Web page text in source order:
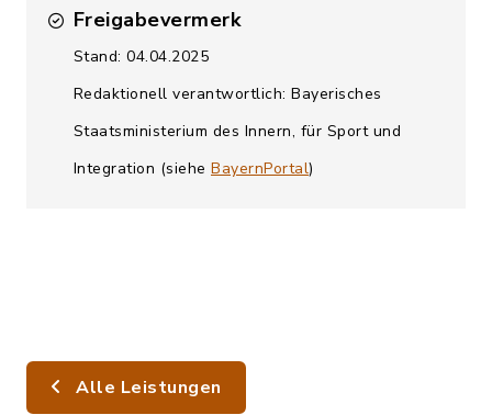
Freigabevermerk
Stand: 04.04.2025
Redaktionell verantwortlich: Bayerisches
Staatsministerium des Innern, für Sport und
Integration (siehe BayernPortal)
Alle Leistungen